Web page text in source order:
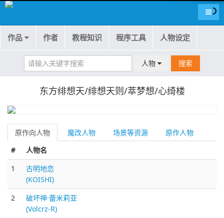
导航
作品 作者 教程知识 程序工具 人物设定
人物 搜索
东方绯想天/绯想天则/萃梦想/心绮楼
原作向人物 魔改人物 场景等资源
原作人物
#
人物名
1
古明地恋
(KOISHI)
2
破坏神·蕾米莉亚
(Volcrz-R)